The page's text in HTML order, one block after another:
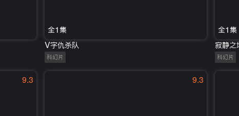
全1集
V字仇杀队
科幻片
全1集
寂静之
科幻片
9.3 9.3